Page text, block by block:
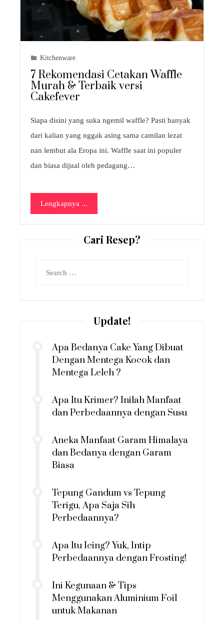
Kitchenware
7 Rekomendasi Cetakan Waffle
Murah & Terbaik versi
Cakefever
Siapa disini yang suka ngemil waffle? Pasti banyak
dari kalian yang nggak asing sama camilan lezat
nan lembut ala Eropa ini. Waffle saat ini populer
dan biasa dijual oleh pedagang…
Lengkapnya ...
Cari Resep?
Update!
Apa Bedanya Cake Yang Dibuat
Dengan Mentega Kocok dan
Mentega Leleh ?
Apa Itu Krimer? Inilah Manfaat
dan Perbedaannya dengan Susu
Aneka Manfaat Garam Himalaya
dan Bedanya dengan Garam
Biasa
Tepung Gandum vs Tepung
Terigu, Apa Saja Sih
Perbedaannya?
Apa Itu Icing? Yuk, Intip
Perbedaannya dengan Frosting!
Ini Kegunaan & Tips
Menggunakan Aluminium Foil
untuk Makanan